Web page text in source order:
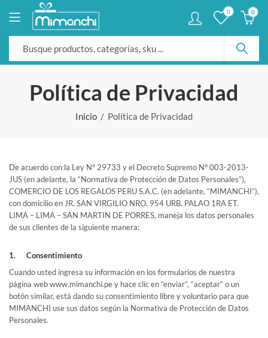
0 0
Política de Privacidad
Inicio Política de Privacidad
De acuerdo con la Ley N° 29733 y el Decreto Supremo N° 003-2013-
JUS (en adelante, la “Normativa de Protección de Datos Personales”),
COMERCIO DE LOS REGALOS PERU S.A.C. (en adelante, “MIMANCHI”),
con domicilio en JR. SAN VIRGILIO NRO. 954 URB. PALAO 1RA ET.
LIMA – LIMA – SAN MARTIN DE PORRES, maneja los datos personales
de sus clientes de la siguiente manera:
1. Consentimiento
Cuando usted ingresa su información en los formularios de nuestra
página web www.mimanchi.pe y hace clic en “enviar”, “aceptar” o un
botón similar, está dando su consentimiento libre y voluntario para que
MIMANCHI use sus datos según la Normativa de Protección de Datos
Personales.